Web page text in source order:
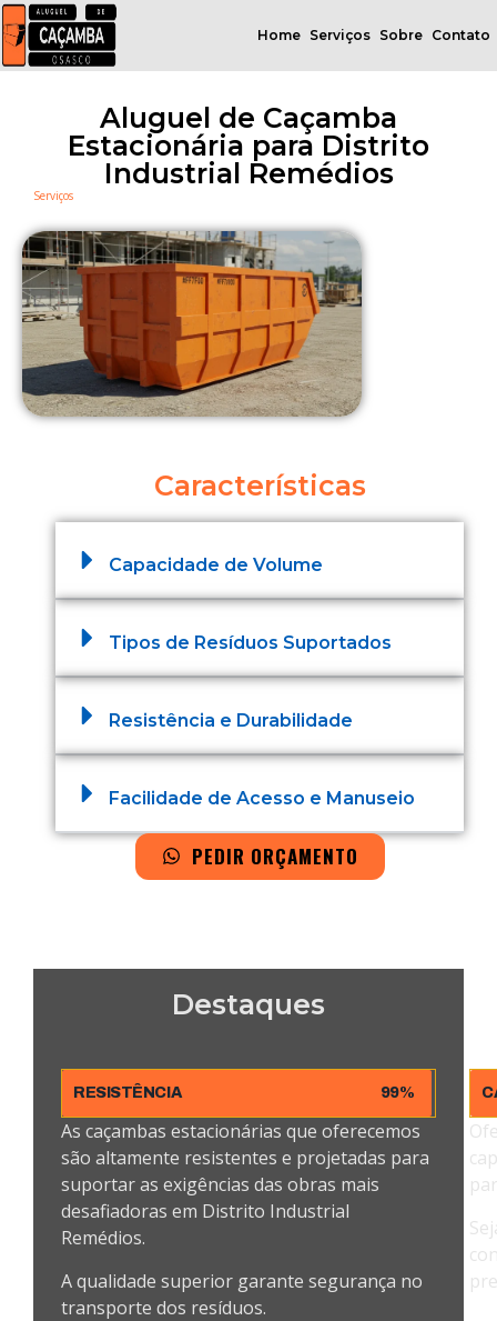
Home Serviços Sobre Contato
Aluguel de Caçamba
Estacionária para Distrito
Industrial Remédios
Serviços
Características
Capacidade de Volume
Tipos de Resíduos Suportados
Resistência e Durabilidade
Facilidade de Acesso e Manuseio
PEDIR ORÇAMENTO
Destaques
RESISTÊNCIA 99%
As caçambas estacionárias que oferecemos
são altamente resistentes e projetadas para
suportar as exigências das obras mais
desafiadoras em Distrito Industrial
Remédios.
A qualidade superior garante segurança no
transporte dos resíduos.